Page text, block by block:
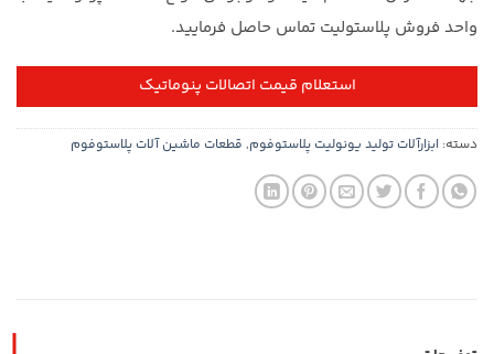
واحد فروش پلاستولیت تماس حاصل فرمایید.
استعلام قیمت اتصالات پنوماتیک
دسته: ابزارآلات تولید یونولیت پلاستوفوم, قطعات ماشین آلات پلاستوفوم